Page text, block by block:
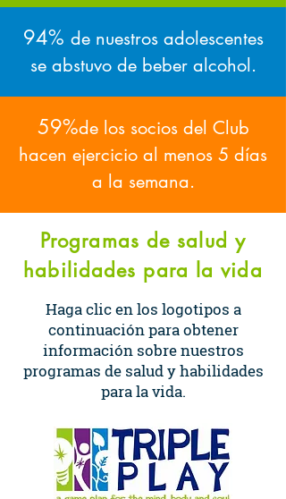
94% de nuestros adolescentes
se abstuvo de beber alcohol.
59%de los socios del Club
hacen ejercicio al menos 5 días
a la semana.
Programas de salud y
habilidades para la vida
Haga clic en los logotipos a
continuación para obtener
información sobre nuestros
programas de salud y habilidades
para la vida.